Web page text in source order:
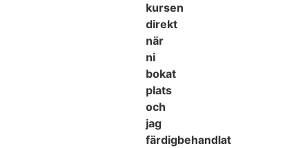
kursen
direkt
när
ni
bokat
plats
och
jag
färdigbehandlat